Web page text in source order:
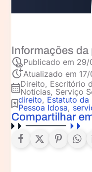
Informações da
Publicado em 29/
Atualizado em
Direito, Escritório
Notícias, Serviço
direito, Estatuto da
Pessoa Idosa,
Compartilhar